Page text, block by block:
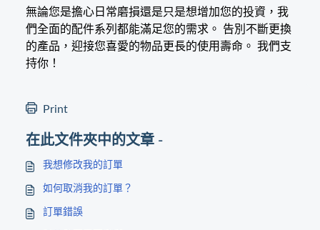
無論您是擔心日常磨損還是只是想增加您的投資，我
們全面的配件系列都能滿足您的需求。 告別不斷更換
的產品，迎接您喜愛的物品更長的使用壽命。 我們支
持你！
Print
在此文件夾中的文章 -
我想修改我的訂單
如何取消我的訂單？
訂單錯誤